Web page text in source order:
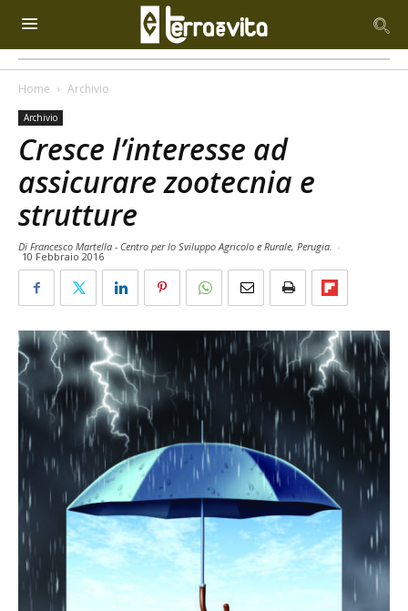
Home Archivio
Archivio
Cresce l’interesse ad
assicurare zootecnia e
strutture
Di Francesco Martella - Centro per lo Sviluppo Agricolo e Rurale, Perugia. -
10 Febbraio 2016